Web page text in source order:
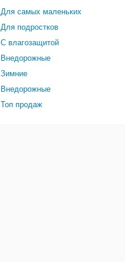
Для самых маленьких
Для подростков
С влагозащитой
Внедорожные
Зимние
Внедорожные
Топ продаж